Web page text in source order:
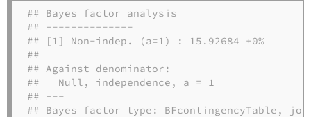
## Bayes factor analysis
## --------------
## [1] Non-indep. (a=1) : 15.92684 ±0%
##
## Against denominator:
##   Null, independence, a = 1
## ---
## Bayes factor type: BFcontingencyTable,